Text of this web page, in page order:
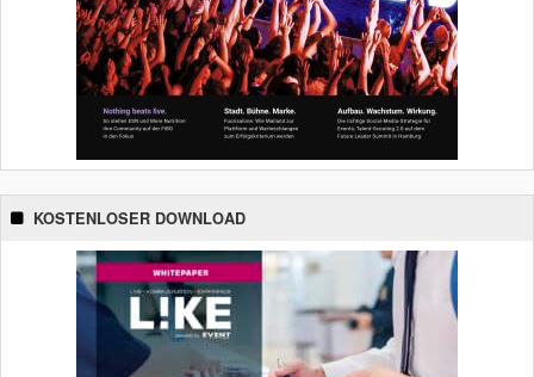
KOSTENLOSER DOWNLOAD